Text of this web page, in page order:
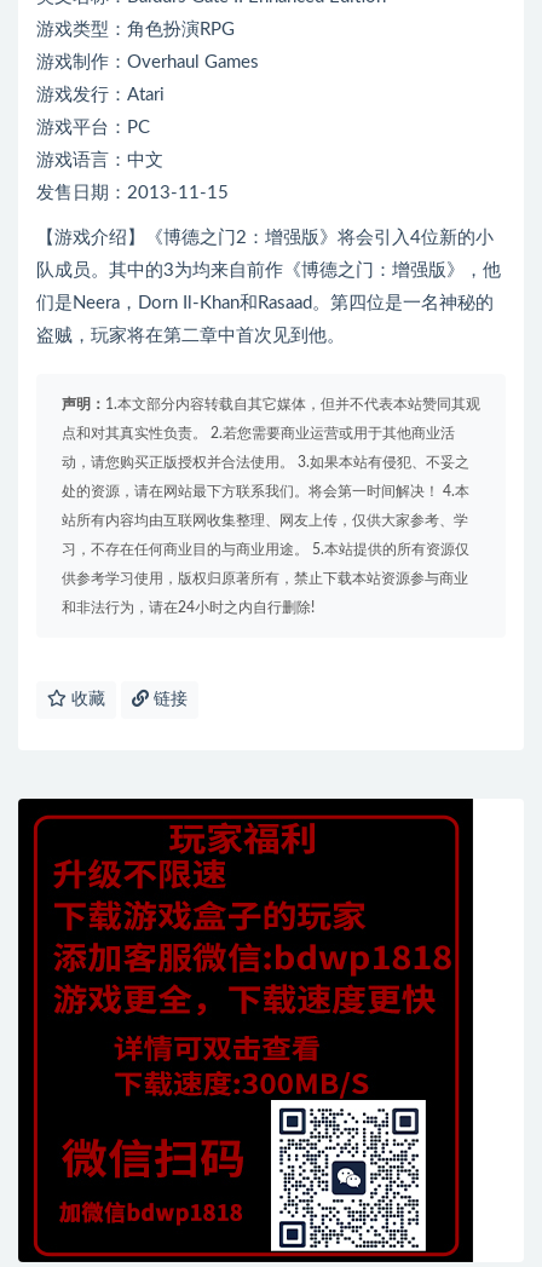
游戏类型：角色扮演RPG
游戏制作：Overhaul Games
游戏发行：Atari
游戏平台：PC
游戏语言：中文
发售日期：2013-11-15
【游戏介绍】《博德之门2：增强版》将会引入4位新的小
队成员。其中的3为均来自前作《博德之门：增强版》，他
们是Neera，Dorn Il-Khan和Rasaad。第四位是一名神秘的
盗贼，玩家将在第二章中首次见到他。
声明： 1.本文部分内容转载自其它媒体，但并不代表本站赞同其观
点和对其真实性负责。 2.若您需要商业运营或用于其他商业活
动，请您购买正版授权并合法使用。 3.如果本站有侵犯、不妥之
处的资源，请在网站最下方联系我们。将会第一时间解决！ 4.本
站所有内容均由互联网收集整理、网友上传，仅供大家参考、学
习，不存在任何商业目的与商业用途。 5.本站提供的所有资源仅
供参考学习使用，版权归原著所有，禁止下载本站资源参与商业
和非法行为，请在24小时之内自行删除!
收藏 链接